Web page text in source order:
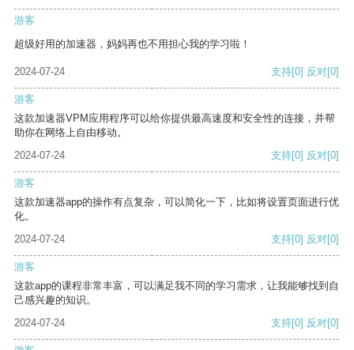
游客
超级好用的加速器，妈妈再也不用担心我的学习啦！
2024-07-24 支持[0] 反对[0]
游客
这款加速器VPM应用程序可以给你提供最高速度和安全性的连接，并帮
助你在网络上自由移动。
2024-07-24
支持[0] 反对[0]
游客
这款加速器app的操作有点复杂，可以简化一下，比如将设置页面进行优
化。
2024-07-24
支持[0] 反对[0]
游客
这款app的课程非常丰富，可以满足我不同的学习需求，让我能够找到自
己感兴趣的知识。
2024-07-24
支持[0] 反对[0]